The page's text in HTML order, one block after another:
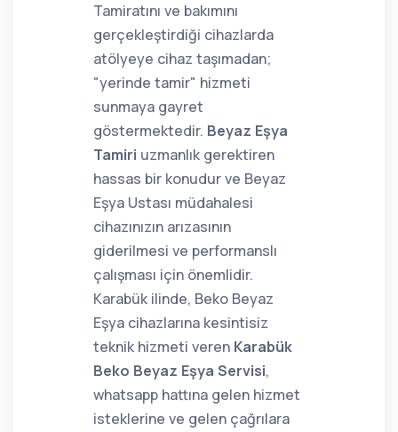
Tamiratını ve bakımını
gerçekleştirdiği cihazlarda
atölyeye cihaz taşımadan;
"yerinde tamir" hizmeti
sunmaya gayret
göstermektedir. Beyaz Eşya
Tamiri uzmanlık gerektiren
hassas bir konudur ve Beyaz
Eşya Ustası müdahalesi
cihazınızın arızasının
giderilmesi ve performanslı
çalışması için önemlidir.
Karabük ilinde, Beko Beyaz
Eşya cihazlarına kesintisiz
teknik hizmeti veren Karabük
Beko Beyaz Eşya Servisi,
whatsapp hattına gelen hizmet
isteklerine ve gelen çağrılara